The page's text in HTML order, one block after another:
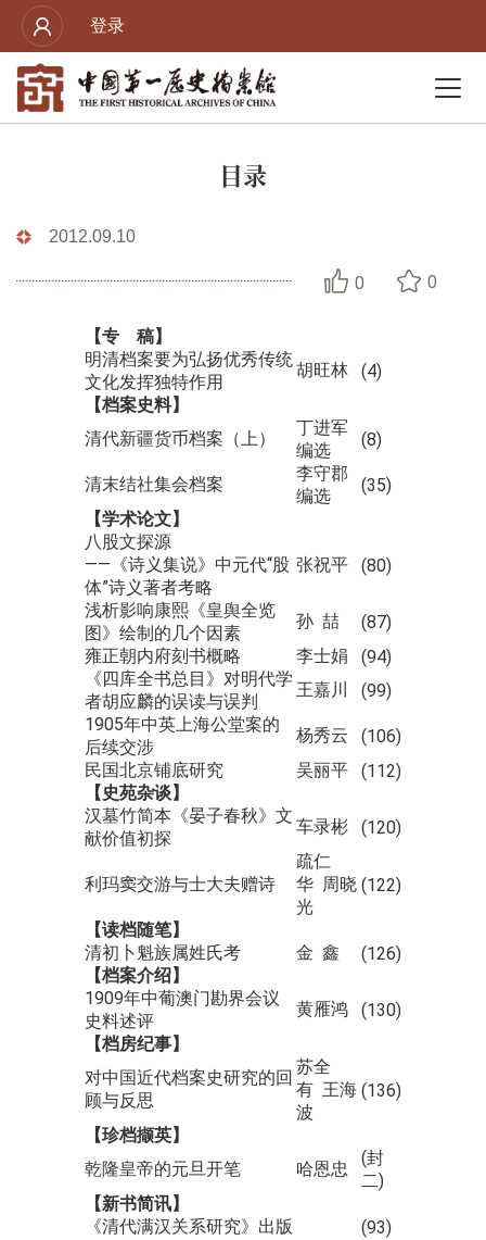
登录
目录
2012.09.10
0 0
【专 稿】
明清档案要为弘扬优秀传统
文化发挥独特作用
胡旺林
(4)
【档案史料】
清代新疆货币档案（上）
丁进军
编选
(8)
清末结社集会档案
李守郡
编选
(35)
【学术论文】
八股文探源
——《诗义集说》中元代“股
体”诗义著者考略
张祝平 (80)
浅析影响康熙《皇舆全览
图》绘制的几个因素
孙 喆
(87)
雍正朝内府刻书概略
李士娟
(94)
《四库全书总目》对明代学
者胡应麟的误读与误判
王嘉川
(99)
1905年中英上海公堂案的
后续交涉
杨秀云
(106)
民国北京铺底研究
吴丽平
(112)
【史苑杂谈】
汉墓竹简本《晏子春秋》文
献价值初探
车录彬 (120)
利玛窦交游与士大夫赠诗
疏仁
华 周晓
光
(122)
【读档随笔】
清初卜魁族属姓氏考
金 鑫
(126)
【档案介绍】
1909年中葡澳门勘界会议
史料述评
黄雁鸿
(130)
【档房纪事】
对中国近代档案史研究的回
顾与反思
苏全
有 王海
波
(136)
【珍档撷英】
乾隆皇帝的元旦开笔
哈恩忠
(封
二)
【新书简讯】
《清代满汉关系研究》出版
(93)